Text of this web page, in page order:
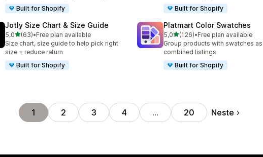
Built for Shopify
Built for Shopify
Jotly Size Chart & Size Guide
5,0av 5 stjerner
(63)
Totalt 63 omtaler
•Free plan available
Size chart, size guide to help pick right
size + reduce return
Built for Shopify
Platmart Color Swatches
5,0av 5 stjerner
(126)
Totalt 126 omtaler
•Free plan available
Group products with swatches as
combined listings
Built for Shopify
1 2 3 4 … 20 Neste